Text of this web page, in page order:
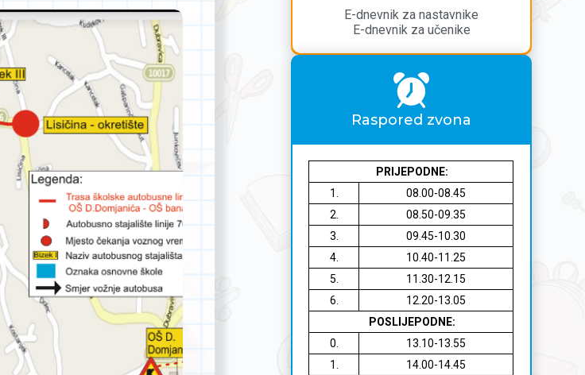
E-dnevnik za nastavnike
E-dnevnik za učenike
Raspored zvona
PRIJEPODNE:
1.
08.00-08.45
2.
08.50-09.35
3.
09.45-10.30
4.
10.40-11.25
5.
11.30-12.15
6.
12.20-13.05
POSLIJEPODNE:
0.
13.10-13.55
1.
14.00-14.45